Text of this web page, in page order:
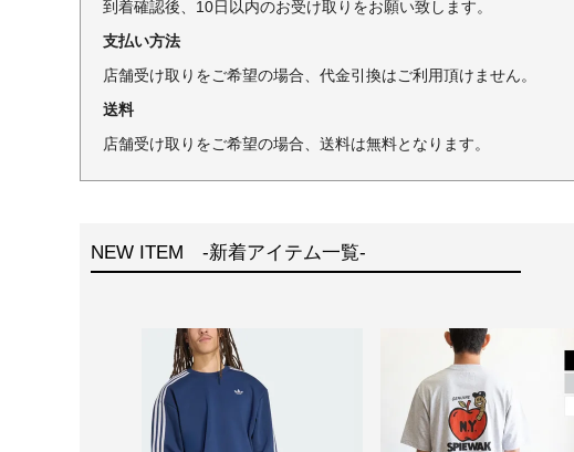
到着確認後、10日以内のお受け取りをお願い致します。
支払い方法
店舗受け取りをご希望の場合、代金引換はご利用頂けません。
送料
店舗受け取りをご希望の場合、送料は無料となります。
NEW ITEM -新着アイテム一覧-